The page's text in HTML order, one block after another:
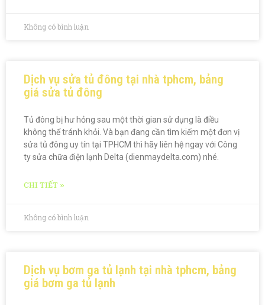
Không có bình luận
Dịch vụ sửa tủ đông tại nhà tphcm, bảng
giá sửa tủ đông
Tủ đông bị hư hỏng sau một thời gian sử dụng là điều
không thể tránh khỏi. Và bạn đang cần tìm kiếm một đơn vị
sửa tủ đông uy tín tại TPHCM thì hãy liên hệ ngay với Công
ty sửa chữa điện lạnh Delta (dienmaydelta.com) nhé.
CHI TIẾT »
Không có bình luận
Dịch vụ bơm ga tủ lạnh tại nhà tphcm, bảng
giá bơm ga tủ lạnh